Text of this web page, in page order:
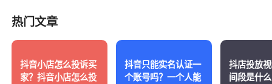
热门文章
抖音小店怎么投诉买
家？抖音小店怎么投
抖音只能实名认证一
个账号吗？一个人能
抖店投放
间段是什